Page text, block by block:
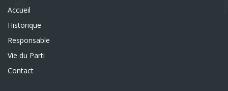
Accueil
Historique
Responsable
Vie du Parti
Contact